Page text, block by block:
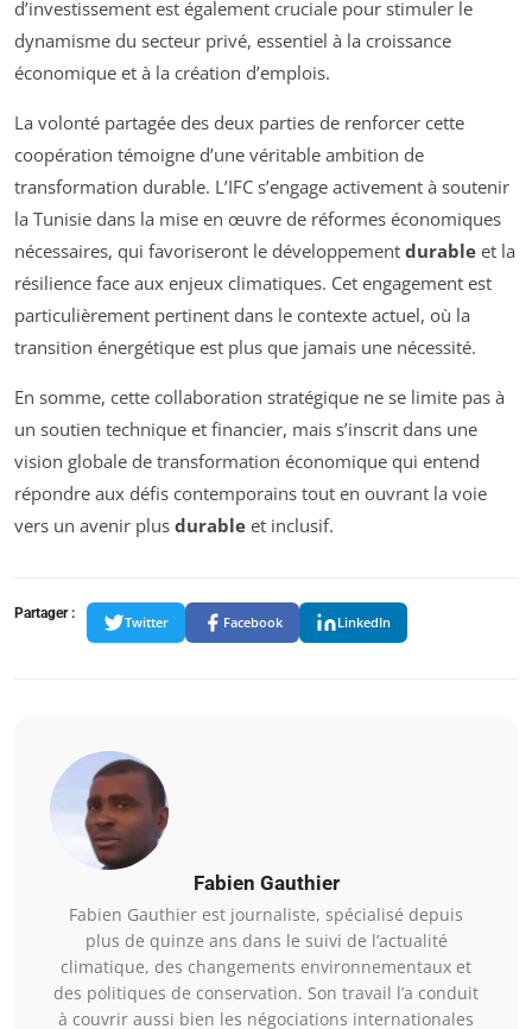
d’investissement est également cruciale pour stimuler le
dynamisme du secteur privé, essentiel à la croissance
économique et à la création d’emplois.
La volonté partagée des deux parties de renforcer cette
coopération témoigne d’une véritable ambition de
transformation durable. L’IFC s’engage activement à soutenir
la Tunisie dans la mise en œuvre de réformes économiques
nécessaires, qui favoriseront le développement durable et la
résilience face aux enjeux climatiques. Cet engagement est
particulièrement pertinent dans le contexte actuel, où la
transition énergétique est plus que jamais une nécessité.
En somme, cette collaboration stratégique ne se limite pas à
un soutien technique et financier, mais s’inscrit dans une
vision globale de transformation économique qui entend
répondre aux défis contemporains tout en ouvrant la voie
vers un avenir plus durable et inclusif.
Partager :
Twitter Facebook LinkedIn
Fabien Gauthier
Fabien Gauthier est journaliste, spécialisé depuis
plus de quinze ans dans le suivi de l’actualité
climatique, des changements environnementaux et
des politiques de conservation. Son travail l’a conduit
à couvrir aussi bien les négociations internationales